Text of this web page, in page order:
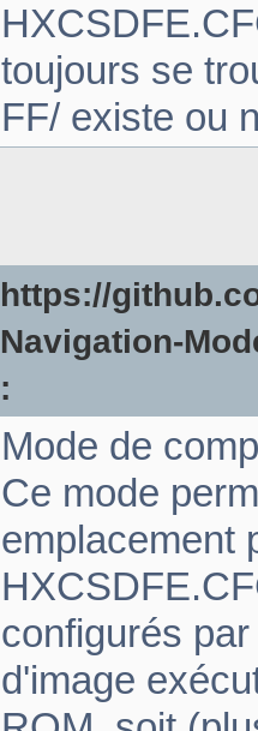
toujours se
FF/ existe ou
https://
Navigation-
:
Mode de
Ce mode
emplacement
configurés
d'image